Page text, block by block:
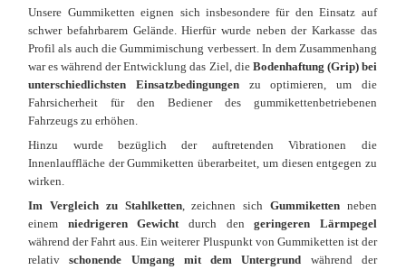
Unsere Gummiketten eignen sich insbesondere für den Einsatz auf
schwer befahrbarem Gelände. Hierfür wurde neben der Karkasse das
Profil als auch die Gummimischung verbessert. In dem Zusammenhang
war es während der Entwicklung das Ziel, die Bodenhaftung (Grip) bei
unterschiedlichsten Einsatzbedingungenzu optimieren, um die
Fahrsicherheit für den Bediener des gummikettenbetriebenen
Fahrzeugs zu erhöhen.
Hinzu wurde bezüglich der auftretenden Vibrationen die
Innenlauffläche der Gummiketten überarbeitet, um diesen entgegen zu
wirken.
Im Vergleich zu Stahlketten, zeichnen sichGummiketten neben
einem niedrigeren Gewichtdurch dengeringeren Lärmpegel
während der Fahrt aus. Ein weiterer Pluspunkt von Gummiketten ist der
relativschonende Umgang mit dem Untergrund während der